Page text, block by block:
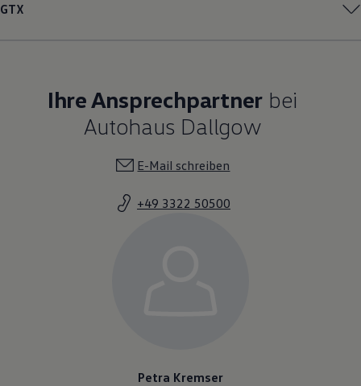
GTX
Ihre Ansprechpartner bei
Autohaus Dallgow
E-Mail schreiben
+49 3322 50500
Petra Kremser